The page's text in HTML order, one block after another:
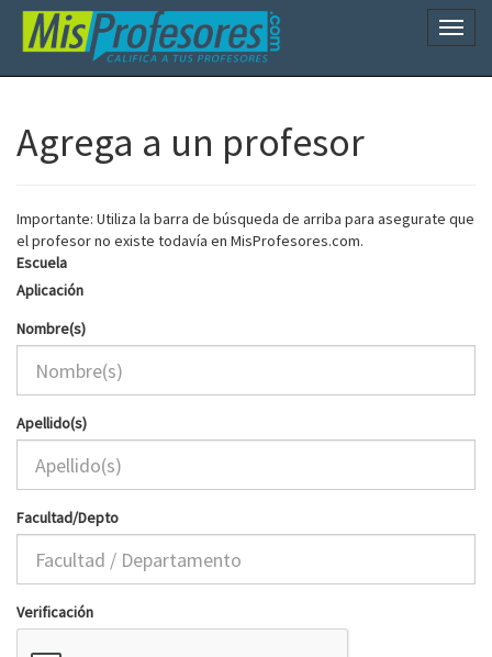
Agrega a un profesor
Importante: Utiliza la barra de búsqueda de arriba para asegurate que
el profesor no existe todavía en MisProfesores.com.
Escuela
Aplicación
Nombre(s)
Apellido(s)
Facultad/Depto
Verificación